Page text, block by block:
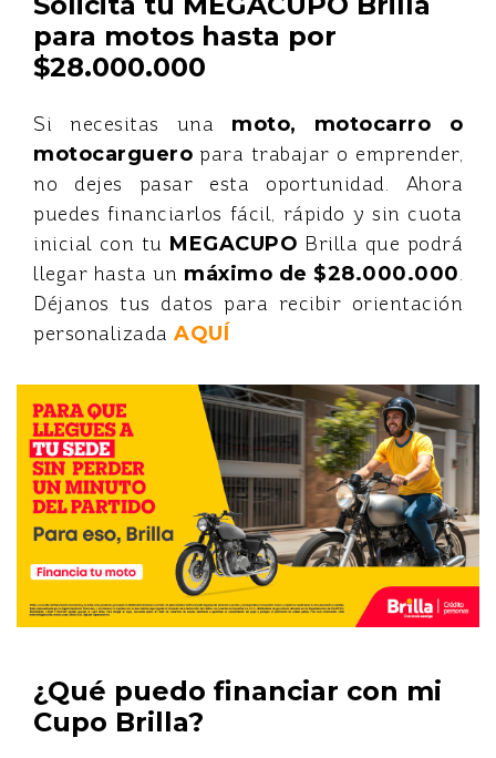
para motos hasta por
$28.000.000
Si necesitas una moto, motocarro o
motocarguero para trabajar o emprender,
no dejes pasar esta oportunidad. Ahora
puedes financiarlos fácil, rápido y sin cuota
inicial con tu MEGACUPO Brilla que podrá
llegar hasta un máximo de $28.000.000.
Déjanos tus datos para recibir orientación
personalizada AQUÍ
¿Qué puedo financiar con mi
Cupo Brilla?